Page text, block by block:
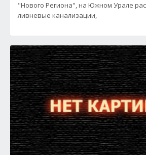
"Нового Региона", на Южном Урале
ливневые канализации,